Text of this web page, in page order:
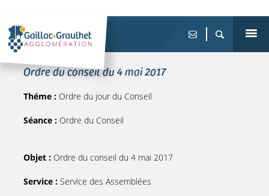
Ordre du conseil du 4 mai 2017
Théme : Ordre du jour du Conseil
Séance : Ordre du Conseil
Objet : Ordre du conseil du 4 mai 2017
Service : Service des Assemblées